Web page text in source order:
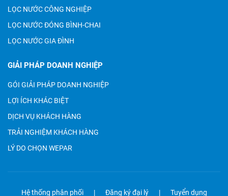
LỌC NƯỚC CÔNG NGHIỆP
LỌC NƯỚC ĐÓNG BÌNH-CHAI
LỌC NƯỚC GIA ĐÌNH
GIẢI PHÁP DOANH NGHIỆP
GÓI GIẢI PHÁP DOANH NGHIỆP
LỢI ÍCH KHÁC BIỆT
DỊCH VỤ KHÁCH HÀNG
TRẢI NGHIỆM KHÁCH HÀNG
LÝ DO CHỌN WEPAR
Hệ thống phân phối Đăng ký đại lý Tuyển dụng